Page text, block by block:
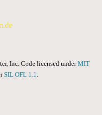
Inc. Code licensed underMIT
SIL OFL 1.1.